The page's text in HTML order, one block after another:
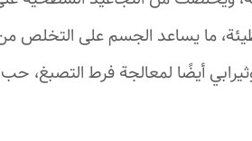
ما يساعد الجسم على التخلص
أيضًا لمعالجة فرط التصبغ،